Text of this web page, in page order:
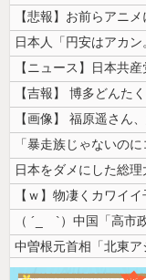
日本人「円安はアカ
【ニュース】日本共
【画像】 福原遥さん
【ｗ】物凄くカワイ
中曽根元首相「北東